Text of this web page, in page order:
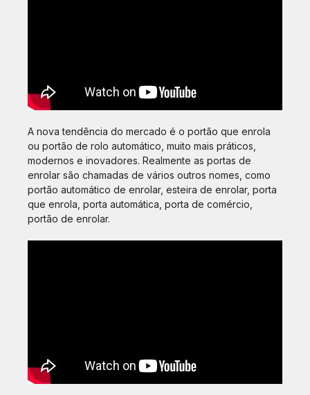
A nova tendência do mercado é o portão que enrola
ou portão de rolo automático, muito mais práticos,
modernos e inovadores. Realmente as portas de
enrolar são chamadas de vários outros nomes, como
portão automático de enrolar, esteira de enrolar, porta
que enrola, porta automática, porta de comércio,
portão de enrolar.